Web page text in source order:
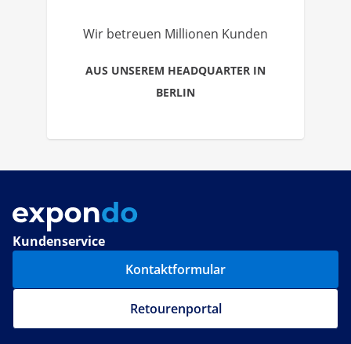
Wir betreuen Millionen Kunden
AUS UNSEREM HEADQUARTER IN
BERLIN
Kundenservice
Kontaktformular
Retourenportal